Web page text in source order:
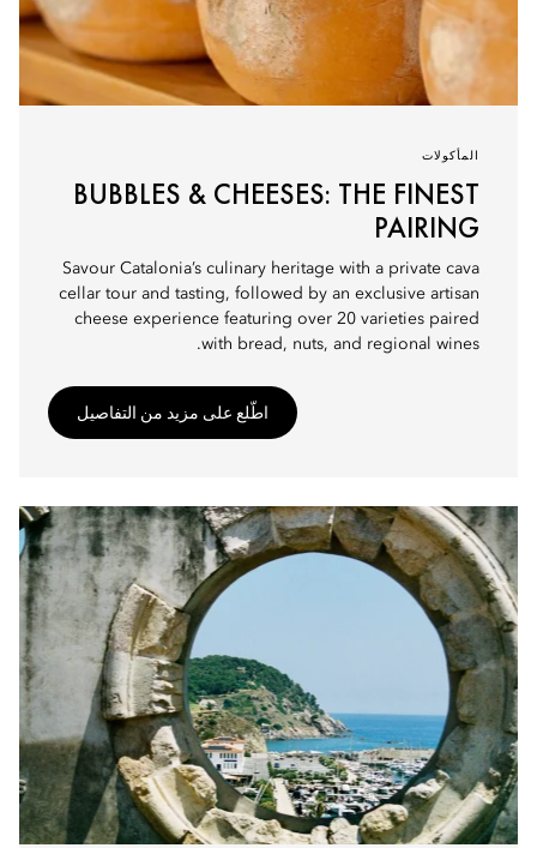
المأكولات
BUBBLES & CHEESES: THE FINEST
PAIRING
Savour Catalonia’s culinary heritage with a private cava
cellar tour and tasting, followed by an exclusive artisan
cheese experience featuring over 20 varieties paired
with bread, nuts, and regional wines.
اطّلع على مزيد من التفاصيل